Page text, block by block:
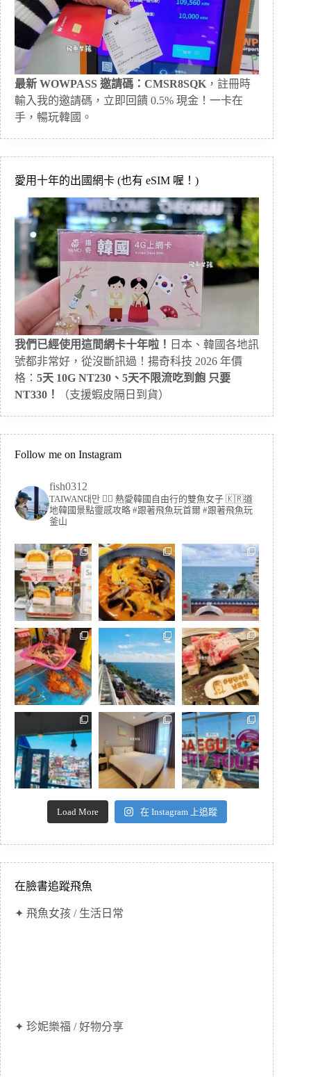
最新 WOWPASS 邀請碼：CMSR8SQK ，註冊時
輸入我的邀請碼，立即回饋 0.5% 現金！一卡在
手，暢玩韓國。
愛用十年的出國網卡 (也有 eSIM 喔！)
我們已經使用這間網卡十年啦！ 日本、韓國各地訊
號都非常好，從沒斷訊過！揚奇科技 2026 年價
格： 5天 10G NT230、5天不限流吃到飽 只要
NT330！
（支援蝦皮隔日到貨）
Follow me on Instagram
fish0312
TAIWAN대만 🏳️‍🌈 熱愛韓國自由行的雙魚女子 🇰🇷道
地韓國景點靈感攻略 #跟著飛魚玩首爾 #跟著飛魚玩
釜山
Load More 在 Instagram 上追蹤
在臉書追蹤飛魚
✦ 飛魚女孩 / 生活日常
✦ 珍妮樂福 / 好物分享